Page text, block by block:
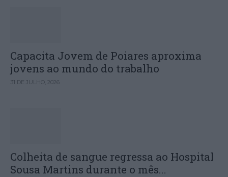
Capacita Jovem de Poiares aproxima
jovens ao mundo do trabalho
31 DE JULHO, 2026
Colheita de sangue regressa ao Hospital
Sousa Martins durante o mês...